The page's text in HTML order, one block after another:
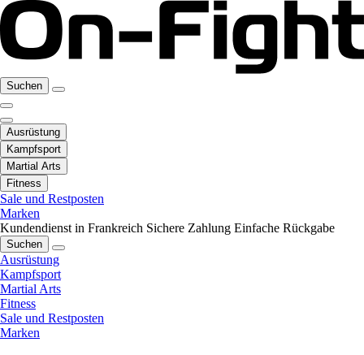
Suchen
Ausrüstung
Kampfsport
Martial Arts
Fitness
Sale und Restposten
Marken
Kundendienst in Frankreich Sichere Zahlung Einfache Rückgabe
Suchen
Ausrüstung
Kampfsport
Martial Arts
Fitness
Sale und Restposten
Marken